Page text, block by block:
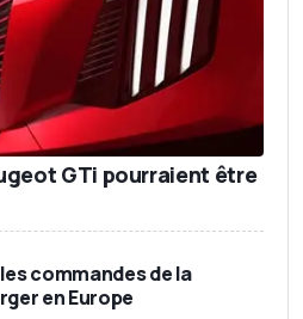
GTi pourraient être
commandes de la
en Europe